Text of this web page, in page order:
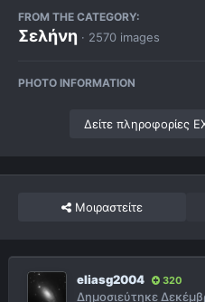
FROM THE CATEGORY:
Σελήνη · 2570 images
PHOTO INFORMATION
Δείτε πληροφορίες
Μοιραστείτε
eliasg2004 320
Δημοσιεύτηκε